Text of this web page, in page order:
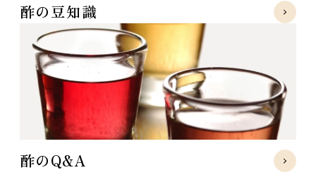
酢の豆知識
酢のQ&A